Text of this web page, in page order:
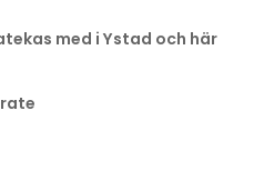
med i Ystad och här